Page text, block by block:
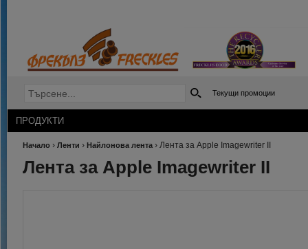
Текущи промоции
ПРОДУКТИ
Начало › Ленти › Найлонова лента › Лента за Apple Imagewriter II
Лента за Apple Imagewriter II